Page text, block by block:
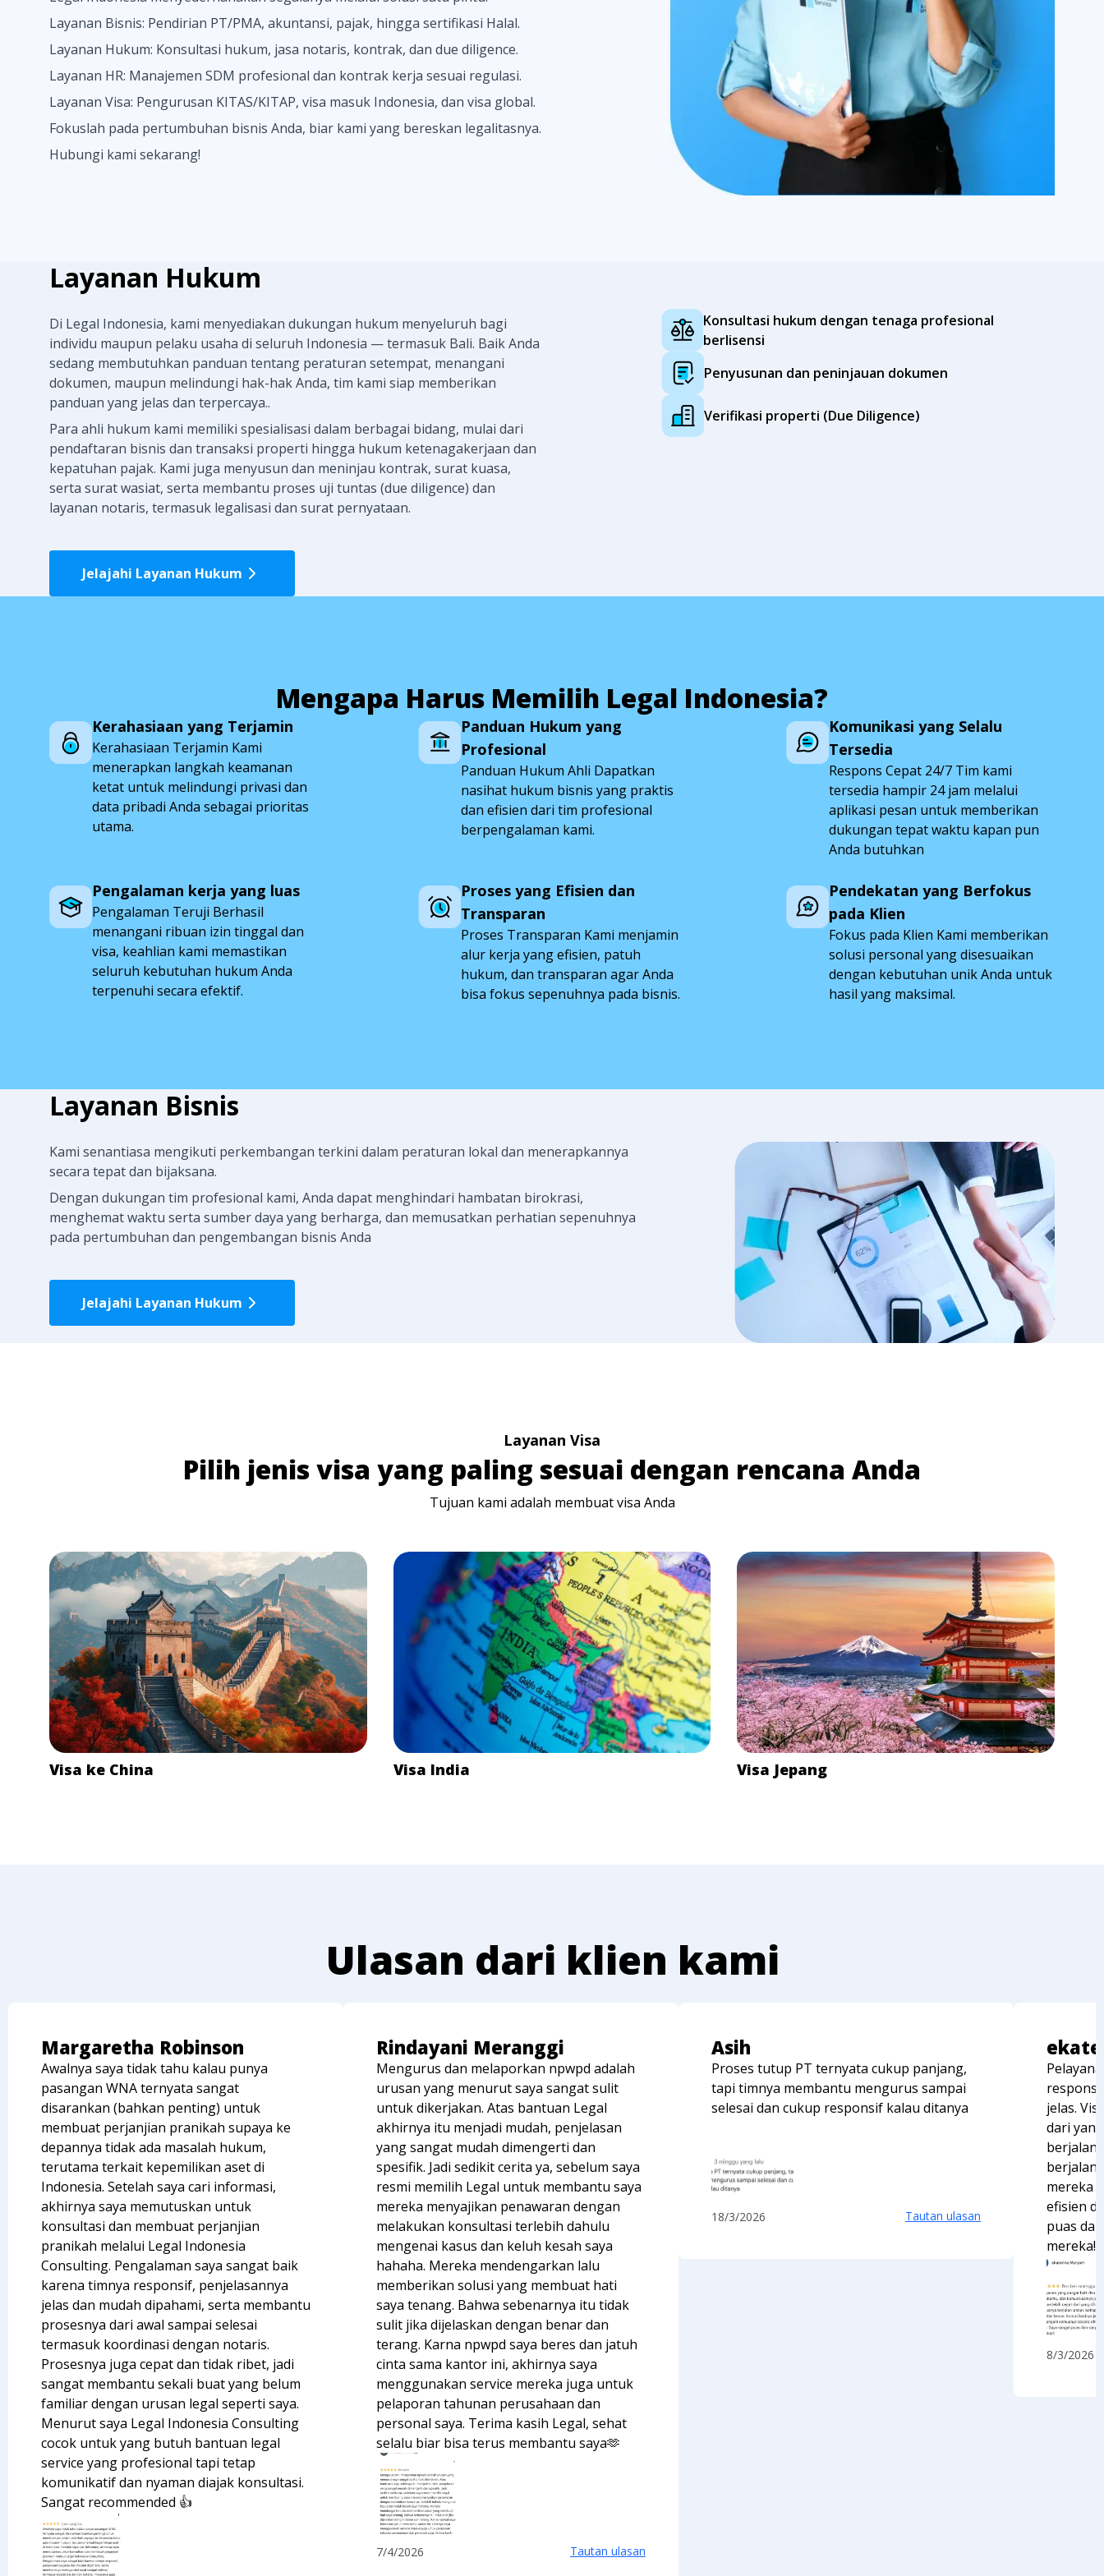
Layanan Bisnis: Pendirian PT/PMA, akuntansi, pajak, hingga sertifikasi Halal.
Layanan Hukum: Konsultasi hukum, jasa notaris, kontrak, dan due diligence.
Layanan HR: Manajemen SDM profesional dan kontrak kerja sesuai regulasi.
Layanan Visa: Pengurusan KITAS/KITAP, visa masuk Indonesia, dan visa global.
Fokuslah pada pertumbuhan bisnis Anda, biar kami yang bereskan legalitasnya.
Hubungi kami sekarang!
Layanan Hukum
Di Legal Indonesia, kami menyediakan dukungan hukum menyeluruh bagi
individu maupun pelaku usaha di seluruh Indonesia — termasuk Bali. Baik Anda
sedang membutuhkan panduan tentang peraturan setempat, menangani
dokumen, maupun melindungi hak-hak Anda, tim kami siap memberikan
panduan yang jelas dan terpercaya..
Para ahli hukum kami memiliki spesialisasi dalam berbagai bidang, mulai dari
pendaftaran bisnis dan transaksi properti hingga hukum ketenagakerjaan dan
kepatuhan pajak. Kami juga menyusun dan meninjau kontrak, surat kuasa,
serta surat wasiat, serta membantu proses uji tuntas (due diligence) dan
layanan notaris, termasuk legalisasi dan surat pernyataan.
Konsultasi hukum dengan tenaga profesional
berlisensi
Penyusunan dan peninjauan dokumen
Verifikasi properti (Due Diligence)
Jelajahi Layanan Hukum
Mengapa Harus Memilih Legal Indonesia?
Kerahasiaan yang Terjamin
Kerahasiaan Terjamin Kami
menerapkan langkah keamanan
ketat untuk melindungi privasi dan
data pribadi Anda sebagai prioritas
utama.
Panduan Hukum yang
Profesional
Panduan Hukum Ahli Dapatkan
nasihat hukum bisnis yang praktis
dan efisien dari tim profesional
berpengalaman kami.
Komunikasi yang Selalu
Tersedia
Respons Cepat 24/7 Tim kami
tersedia hampir 24 jam melalui
aplikasi pesan untuk memberikan
dukungan tepat waktu kapan pun
Anda butuhkan
Pengalaman kerja yang luas
Pengalaman Teruji Berhasil
menangani ribuan izin tinggal dan
visa, keahlian kami memastikan
seluruh kebutuhan hukum Anda
terpenuhi secara efektif.
Proses yang Efisien dan
Transparan
Proses Transparan Kami menjamin
alur kerja yang efisien, patuh
hukum, dan transparan agar Anda
bisa fokus sepenuhnya pada bisnis.
Pendekatan yang Berfokus
pada Klien
Fokus pada Klien Kami memberikan
solusi personal yang disesuaikan
dengan kebutuhan unik Anda untuk
hasil yang maksimal.
Layanan Bisnis
Kami senantiasa mengikuti perkembangan terkini dalam peraturan lokal dan menerapkannya
secara tepat dan bijaksana.
Dengan dukungan tim profesional kami, Anda dapat menghindari hambatan birokrasi,
menghemat waktu serta sumber daya yang berharga, dan memusatkan perhatian sepenuhnya
pada pertumbuhan dan pengembangan bisnis Anda
Jelajahi Layanan Hukum
Layanan Visa
Pilih jenis visa yang paling sesuai dengan rencana Anda
Tujuan kami adalah membuat visa Anda
Visa ke China Visa India Visa Jepang
Ulasan dari klien kami
Margaretha Robinson
Awalnya saya tidak tahu kalau punya
pasangan WNA ternyata sangat
disarankan (bahkan penting) untuk
membuat perjanjian pranikah supaya ke
depannya tidak ada masalah hukum,
terutama terkait kepemilikan aset di
Indonesia. Setelah saya cari informasi,
akhirnya saya memutuskan untuk
konsultasi dan membuat perjanjian
pranikah melalui Legal Indonesia
Consulting. Pengalaman saya sangat baik
karena timnya responsif, penjelasannya
jelas dan mudah dipahami, serta membantu
prosesnya dari awal sampai selesai
termasuk koordinasi dengan notaris.
Prosesnya juga cepat dan tidak ribet, jadi
sangat membantu sekali buat yang belum
familiar dengan urusan legal seperti saya.
Menurut saya Legal Indonesia Consulting
cocok untuk yang butuh bantuan legal
service yang profesional tapi tetap
komunikatif dan nyaman diajak konsultasi.
Sangat recommended 👍
Rindayani Meranggi
Mengurus dan melaporkan npwpd adalah
urusan yang menurut saya sangat sulit
untuk dikerjakan. Atas bantuan Legal
akhirnya itu menjadi mudah, penjelasan
yang sangat mudah dimengerti dan
spesifik. Jadi sedikit cerita ya, sebelum saya
resmi memilih Legal untuk membantu saya
mereka menyajikan penawaran dengan
melakukan konsultasi terlebih dahulu
mengenai kasus dan keluh kesah saya
hahaha. Mereka mendengarkan lalu
memberikan solusi yang membuat hati
saya tenang. Bahwa sebenarnya itu tidak
sulit jika dijelaskan dengan benar dan
terang. Karna npwpd saya beres dan jatuh
cinta sama kantor ini, akhirnya saya
menggunakan service mereka juga untuk
pelaporan tahunan perusahaan dan
personal saya. Terima kasih Legal, sehat
selalu biar bisa terus membantu saya🫶
7/4/2026 Tautan ulasan
Asih
Proses tutup PT ternyata cukup panjang,
tapi timnya membantu mengurus sampai
selesai dan cukup responsif kalau ditanya
18/3/2026 Tautan ulasan
jelas.
dari
berjalan
berjalan
mereka
efisien
puas
mereka!!!
8/3/2026